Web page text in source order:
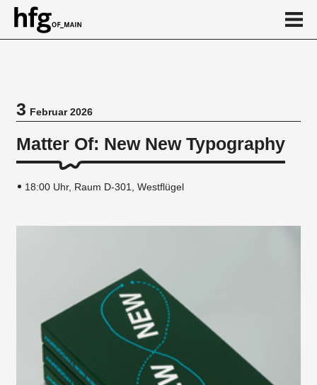
3Februar 2026
Matter Of: New New Typography
18:00 Uhr, Raum D-301, Westflügel